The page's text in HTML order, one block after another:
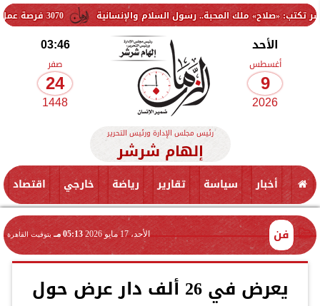
3070 فرصة عمل جديدة بالقطاع الخاص.. وظائف برواتب تصل إلى 9500 جنيه ملك المحبة.. رسول السلام والإنسانية
الأحد
أغسطس
9
2026
03:46
صفر
24
1448
رئيس مجلس الإدارة ورئيس التحرير
إلهام شرشر
أخبار سياسة تقارير رياضة خارجي اقتصاد
فن الأحد، 17 مايو 2026 05:13 مـ بتوقيت القاهرة
يعرض في 26 ألف دار عرض حول